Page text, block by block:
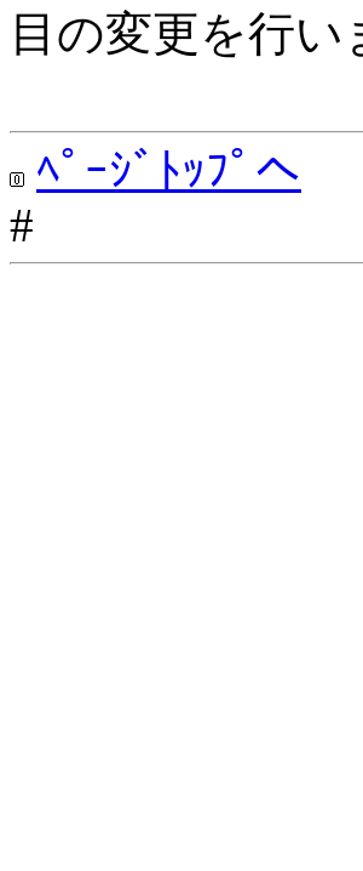
目の変更を行い
ﾍﾟｰｼﾞﾄｯﾌﾟへ
#